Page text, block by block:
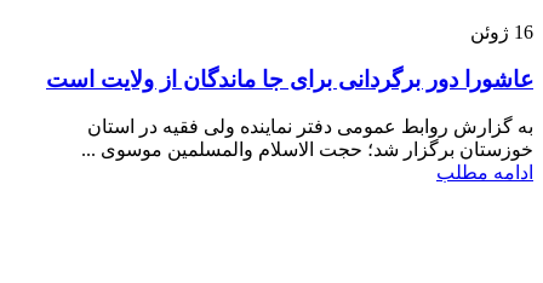
16 ژوئن
عاشورا دور برگردانی برای جا ماندگان از ولایت است
به گزارش روابط عمومی دفتر نماینده ولی فقیه در استان
خوزستان برگزار شد؛ حجت الاسلام والمسلمین موسوی ...
ادامه مطلب